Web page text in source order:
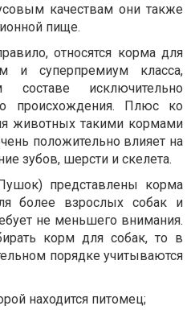
качествам они также
пище.
относятся корма для
и суперпремиум класса,
исключительно
происхождения. Плюс ко
животных такими кормами
положительно влияет на
зубов, шерсти и скелета.
представлены корма
более взрослых собак и
не меньшего внимания.
корм для собак, то в
порядке учитываются
находится питомец;